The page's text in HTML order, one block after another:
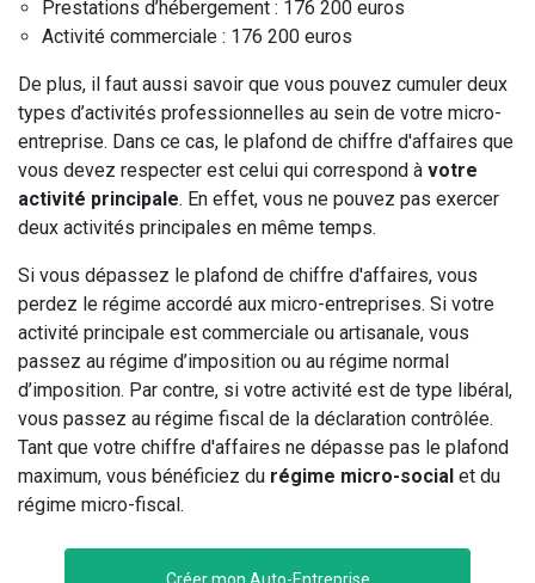
Prestations d’hébergement : 176 200 euros
Activité commerciale : 176 200 euros
De plus, il faut aussi savoir que vous pouvez cumuler deux
types d’activités professionnelles au sein de votre micro-
entreprise. Dans ce cas, le plafond de chiffre d'affaires que
vous devez respecter est celui qui correspond à votre
activité principale. En effet, vous ne pouvez pas exercer
deux activités principales en même temps.
Si vous dépassez le plafond de chiffre d'affaires, vous
perdez le régime accordé aux micro-entreprises. Si votre
activité principale est commerciale ou artisanale, vous
passez au régime d’imposition ou au régime normal
d’imposition. Par contre, si votre activité est de type libéral,
vous passez au régime fiscal de la déclaration contrôlée.
Tant que votre chiffre d'affaires ne dépasse pas le plafond
maximum, vous bénéficiez du régime micro-social et du
régime micro-fiscal.
Créer mon Auto-Entreprise